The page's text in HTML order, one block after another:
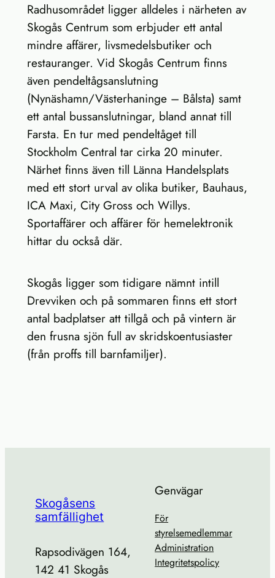
Radhusområdet ligger alldeles i närheten av
Skogås Centrum som erbjuder ett antal
mindre affärer, livsmedelsbutiker och
restauranger. Vid Skogås Centrum finns
även pendeltågsanslutning
(Nynäshamn/Västerhaninge – Bålsta) samt
ett antal bussanslutningar, bland annat till
Farsta. En tur med pendeltåget till
Stockholm Central tar cirka 20 minuter.
Närhet finns även till Länna Handelsplats
med ett stort urval av olika butiker, Bauhaus,
ICA Maxi, City Gross och Willys.
Sportaffärer och affärer för hemelektronik
hittar du också där.
Skogås ligger som tidigare nämnt intill
Drevviken och på sommaren finns ett stort
antal badplatser att tillgå och på vintern är
den frusna sjön full av skridskoentusiaster
(från proffs till barnfamiljer).
Skogåsens
samfällighet
Rapsodivägen 164,
142 41 Skogås
Genvägar
För
styrelsemedlemmar
Administration
Integritetspolicy